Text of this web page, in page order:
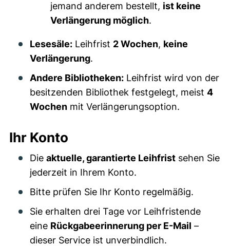
jemand anderem bestellt, ist keine
Verlängerung möglich.
Lesesäle: Leihfrist 2 Wochen, keine
Verlängerung.
Andere Bibliotheken: Leihfrist wird von der
besitzenden Bibliothek festgelegt, meist 4
Wochen mit Verlängerungsoption.
Ihr Konto
Die aktuelle, garantierte Leihfrist sehen Sie
jederzeit in Ihrem Konto.
Bitte prüfen Sie Ihr Konto regelmäßig.
Sie erhalten drei Tage vor Leihfristende
eine Rückgabeerinnerung per E-Mail –
dieser Service ist unverbindlich.